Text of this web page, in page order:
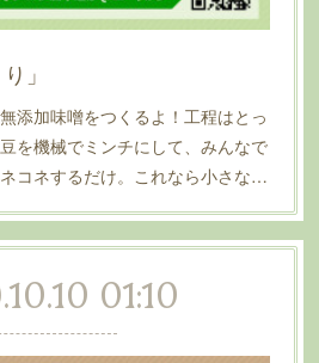
」
添加味噌をつくるよ！工程はとっ
を機械でミンチにして、みんなで
コネするだけ。これなら小さな…
01:10